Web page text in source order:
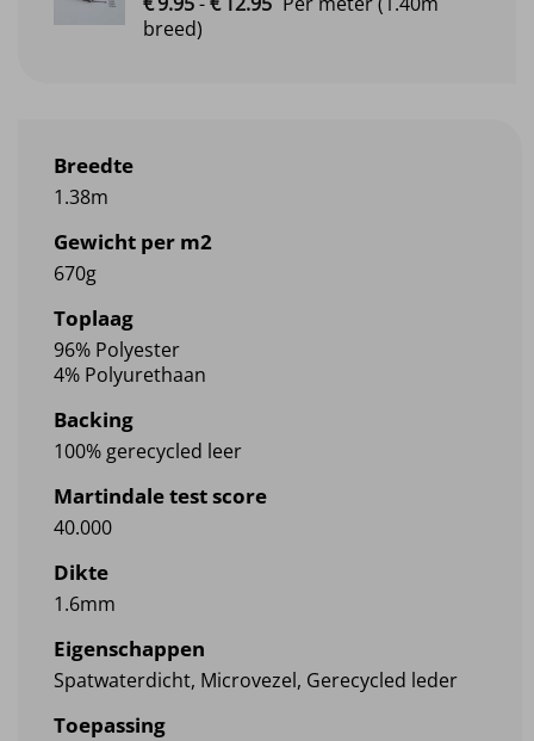
Breedte
1.38m
Gewicht per m2
670g
Toplaag
96% Polyester
4% Polyurethaan
Backing
100% gerecycled leer
Martindale test score
40.000
Dikte
1.6mm
Eigenschappen
Spatwaterdicht, Microvezel, Gerecycled leder
Toepassing
breed)